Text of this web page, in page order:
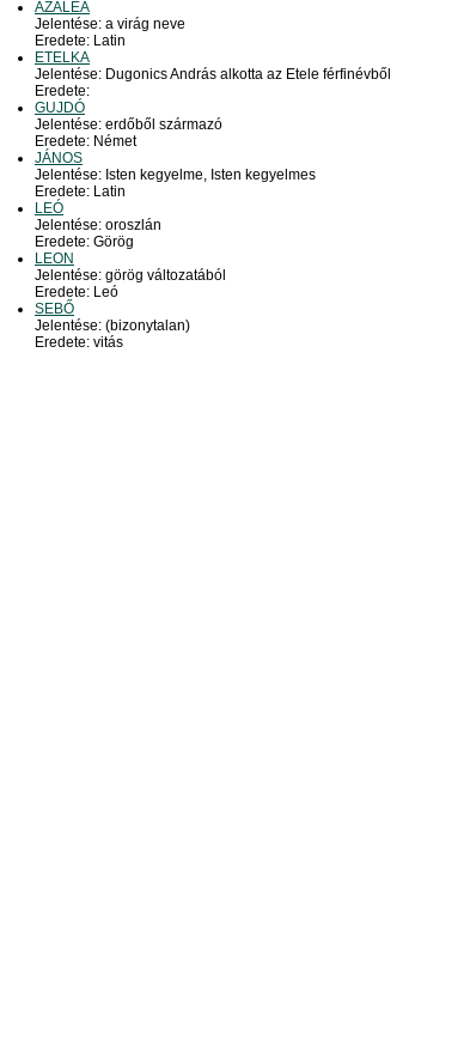
AZÁLEA
Jelentése: a virág neve
Eredete: Latin
ETELKA
Jelentése: Dugonics András alkotta az Etele férfinévből
Eredete:
GUJDÓ
Jelentése: erdőből származó
Eredete: Német
JÁNOS
Jelentése: Isten kegyelme, Isten kegyelmes
Eredete: Latin
LEÓ
Jelentése: oroszlán
Eredete: Görög
LEON
Jelentése: görög változatából
Eredete: Leó
SEBŐ
Jelentése: (bizonytalan)
Eredete: vitás